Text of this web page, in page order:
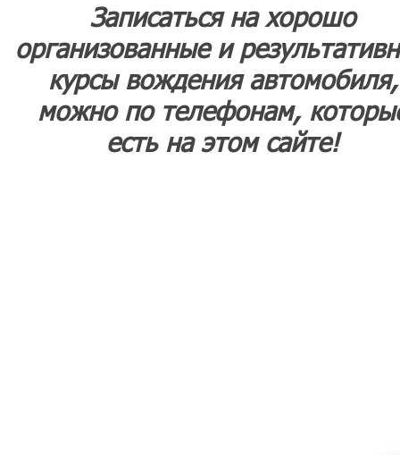
Записаться на хорошо
организованные и
курсы вождения автомобиля,
можно по телефонам,
есть на этом сайте!